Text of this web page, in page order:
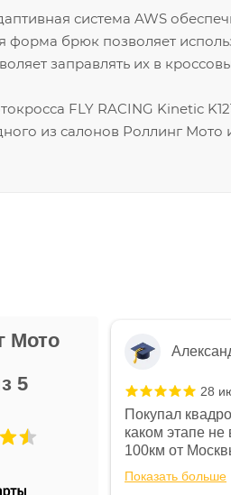
система AWS
форма брюк позволяет
заправлять их в
FLY RACING Kinetic
из салонов Роллинг
Мото
5
на год)
28
Покупал
каком этапе не
100км от
спидометре
постоянно
Показать больше